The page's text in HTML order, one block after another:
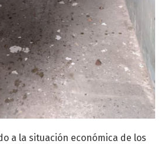
a la situación económica de los